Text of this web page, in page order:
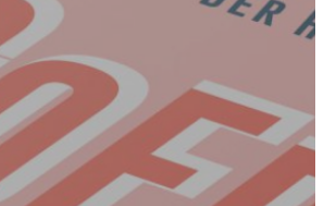
klantenservice@hobp.nl
Inloggen
Meer